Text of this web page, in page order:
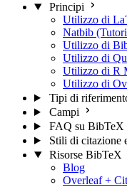
Principi
Utilizzo di
Natbib
Utilizzo di
Utilizzo di
Utilizzo di R
Utilizzo di
Tipi di
Campi
FAQ su BibTeX
Stili di citazione
Risorse BibTeX
Blog
Overleaf +